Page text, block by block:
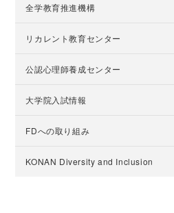
全学教育推進機構
リカレント教育センター
公認心理師養成センター
大学院入試情報
FDへの取り組み
KONAN Diversity and Inclusion